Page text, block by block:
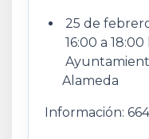
25 de
16:00 a 18:00
Alameda
Información: